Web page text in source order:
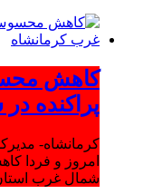
کاهش
پراکنده
کرمانشاه-
امروز و فردا
شمال غرب